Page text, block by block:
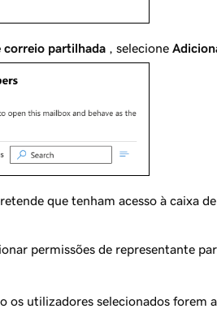
correio partilhada , selecione
que tenham acesso à caixa
permissões de representante
os utilizadores selecionados forem